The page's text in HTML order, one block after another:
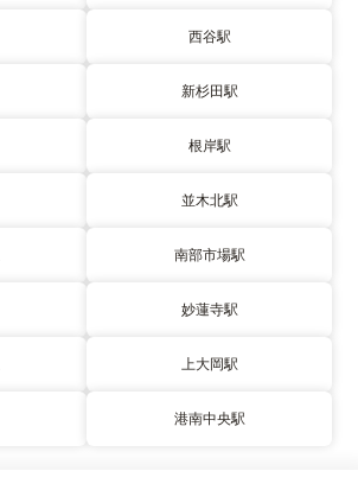
西谷駅
新杉田駅
根岸駅
並木北駅
南部市場駅
妙蓮寺駅
上大岡駅
港南中央駅